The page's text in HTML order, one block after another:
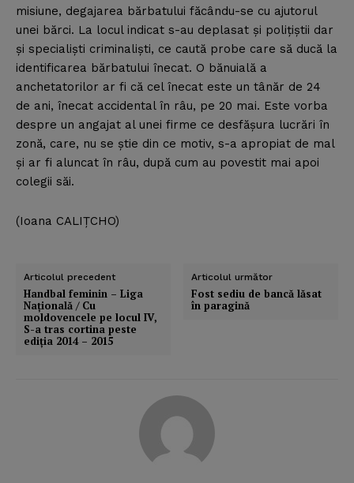
misiune, degajarea bărbatului făcându-se cu ajutorul
unei bărci. La locul indicat s-au deplasat şi poliţiştii dar
şi specialişti criminalişti, ce caută probe care să ducă la
identificarea bărbatului înecat. O bănuială a
anchetatorilor ar fi că cel înecat este un tânăr de 24
de ani, înecat accidental în râu, pe 20 mai. Este vorba
despre un angajat al unei firme ce desfăşura lucrări în
zonă, care, nu se ştie din ce motiv, s-a apropiat de mal
şi ar fi aluncat în râu, după cum au povestit mai apoi
colegii săi.
(Ioana CALIŢCHO)
Articolul precedent
Handbal feminin – Liga
Naţională / Cu
moldovencele pe locul IV,
S-a tras cortina peste
ediţia 2014 – 2015
Articolul următor
Fost sediu de bancă lăsat
în paragină